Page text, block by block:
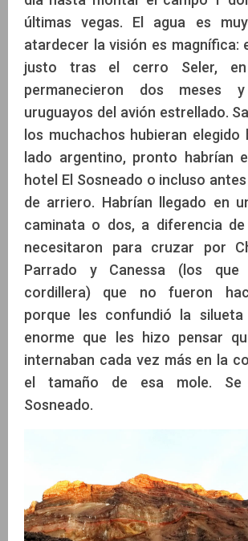
últimas vegas. El agua es
atardecer la visión es magnífica:
justo tras el cerro Seler,
permanecieron dos meses
uruguayos del avión estrellado.
los muchachos hubieran elegido
lado argentino, pronto habrían
hotel El Sosneado o incluso
de arriero. Habrían llegado en
caminata o dos, a diferencia
necesitaron para cruzar por
Parrado y Canessa (los que
cordillera) que no fueron
porque les confundió la
enorme que les hizo pensar
internaban cada vez más en la
el tamaño de esa mole. Se
Sosneado.